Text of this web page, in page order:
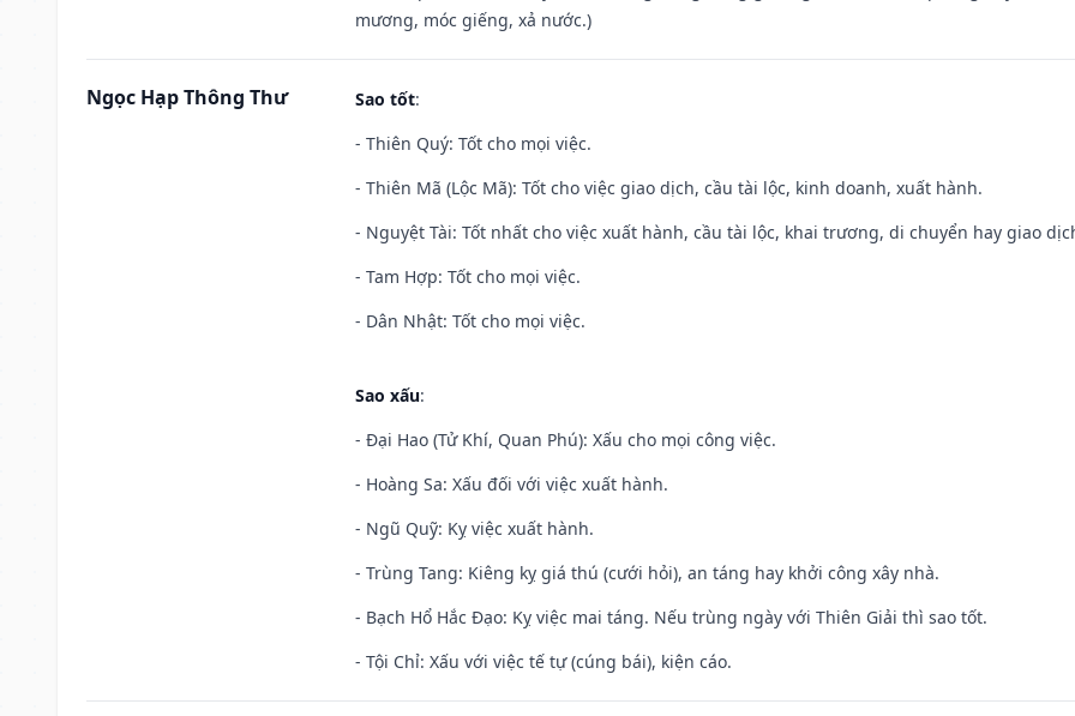
mương, móc giếng, xả nước.)
Ngọc Hạp Thông Thư Sao tốt:
- Thiên Quý: Tốt cho mọi việc.
- Thiên Mã (Lộc Mã): Tốt cho việc giao dịch, cầu tài lộc, kinh doanh, xuất hành.
- Nguyệt Tài: Tốt nhất cho việc xuất hành, cầu tài lộc, khai trương, di chuyển hay giao
- Tam Hợp: Tốt cho mọi việc.
- Dân Nhật: Tốt cho mọi việc.
Sao xấu:
- Đại Hao (Tử Khí, Quan Phú): Xấu cho mọi công việc.
- Hoàng Sa: Xấu đối với việc xuất hành.
- Ngũ Quỹ: Kỵ việc xuất hành.
- Trùng Tang: Kiêng kỵ giá thú (cưới hỏi), an táng hay khởi công xây nhà.
- Bạch Hổ Hắc Đạo: Kỵ việc mai táng. Nếu trùng ngày với Thiên Giải thì sao tốt.
- Tội Chỉ: Xấu với việc tế tự (cúng bái), kiện cáo.